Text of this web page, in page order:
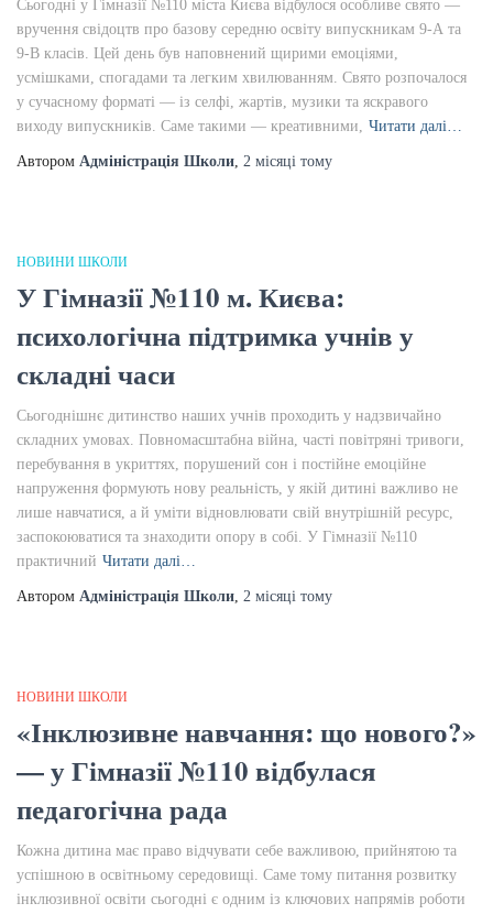
Сьогодні у Гімназії №110 міста Києва відбулося особливе свято —
вручення свідоцтв про базову середню освіту випускникам 9-А та
9-В класів. Цей день був наповнений щирими емоціями,
усмішками, спогадами та легким хвилюванням. Свято розпочалося
у сучасному форматі — із селфі, жартів, музики та яскравого
виходу випускників. Саме такими — креативними, Читати далі…
Автором Адміністрація Школи, 2 місяці тому
НОВИНИ ШКОЛИ
У Гімназії №110 м. Києва:
психологічна підтримка учнів у
складні часи
Сьогоднішнє дитинство наших учнів проходить у надзвичайно
складних умовах. Повномасштабна війна, часті повітряні тривоги,
перебування в укриттях, порушений сон і постійне емоційне
напруження формують нову реальність, у якій дитині важливо не
лише навчатися, а й уміти відновлювати свій внутрішній ресурс,
заспокоюватися та знаходити опору в собі. У Гімназії №110
практичний Читати далі…
Автором Адміністрація Школи, 2 місяці тому
НОВИНИ ШКОЛИ
«Інклюзивне навчання: що нового?»
— у Гімназії №110 відбулася
педагогічна рада
Кожна дитина має право відчувати себе важливою, прийнятою та
успішною в освітньому середовищі. Саме тому питання розвитку
інклюзивної освіти сьогодні є одним із ключових напрямів роботи